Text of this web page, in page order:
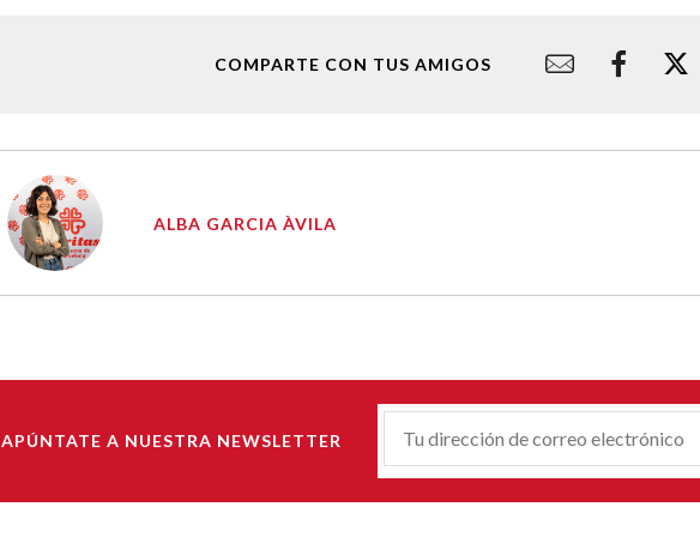
COMPARTE CON TUS AMIGOS
ALBA GARCIA ÀVILA
APÚNTATE A NUESTRA NEWSLETTER
Correu-